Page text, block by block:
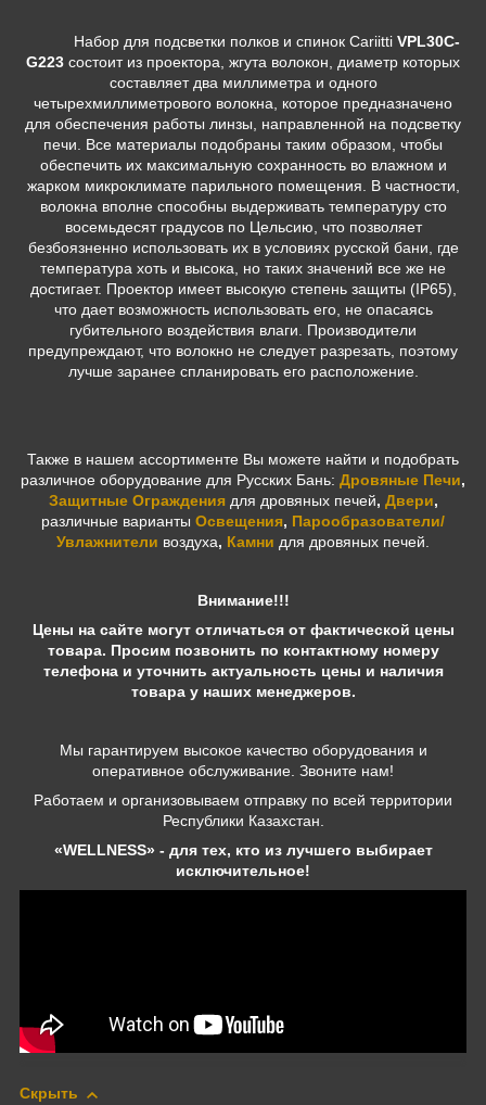
Набор для подсветки полков и спинок Cariitti VPL30C-
G223 состоит из проектора, жгута волокон, диаметр которых
составляет два миллиметра и одного
четырехмиллиметрового волокна, которое предназначено
для обеспечения работы линзы, направленной на подсветку
печи. Все материалы подобраны таким образом, чтобы
обеспечить их максимальную сохранность во влажном и
жарком микроклимате парильного помещения. В частности,
волокна вполне способны выдерживать температуру сто
восемьдесят градусов по Цельсию, что позволяет
безбоязненно использовать их в условиях русской бани, где
температура хоть и высока, но таких значений все же не
достигает. Проектор имеет высокую степень защиты (IP65),
что дает возможность использовать его, не опасаясь
губительного воздействия влаги. Производители
предупреждают, что волокно не следует разрезать, поэтому
лучше заранее спланировать его расположение.
Также в нашем ассортименте Вы можете найти и подобрать
различное оборудование для Русских Бань: Дровяные Печи,
Защитные Ограждения для дровяных печей, Двери,
различные варианты Освещения, Парообразователи/
Увлажнители воздуха, Камни для дровяных печей.
Внимание!!!
Цены на сайте могут отличаться от фактической цены
товара. Просим позвонить по контактному номеру
телефона и уточнить актуальность цены и наличия
товара у наших менеджеров.
Мы гарантируем высокое качество оборудования и
оперативное обслуживание. Звоните нам!
Работаем и организовываем отправку по всей территории
Республики Казахстан.
«WELLNESS» - для тех, кто из лучшего выбирает
исключительное!
Скрыть